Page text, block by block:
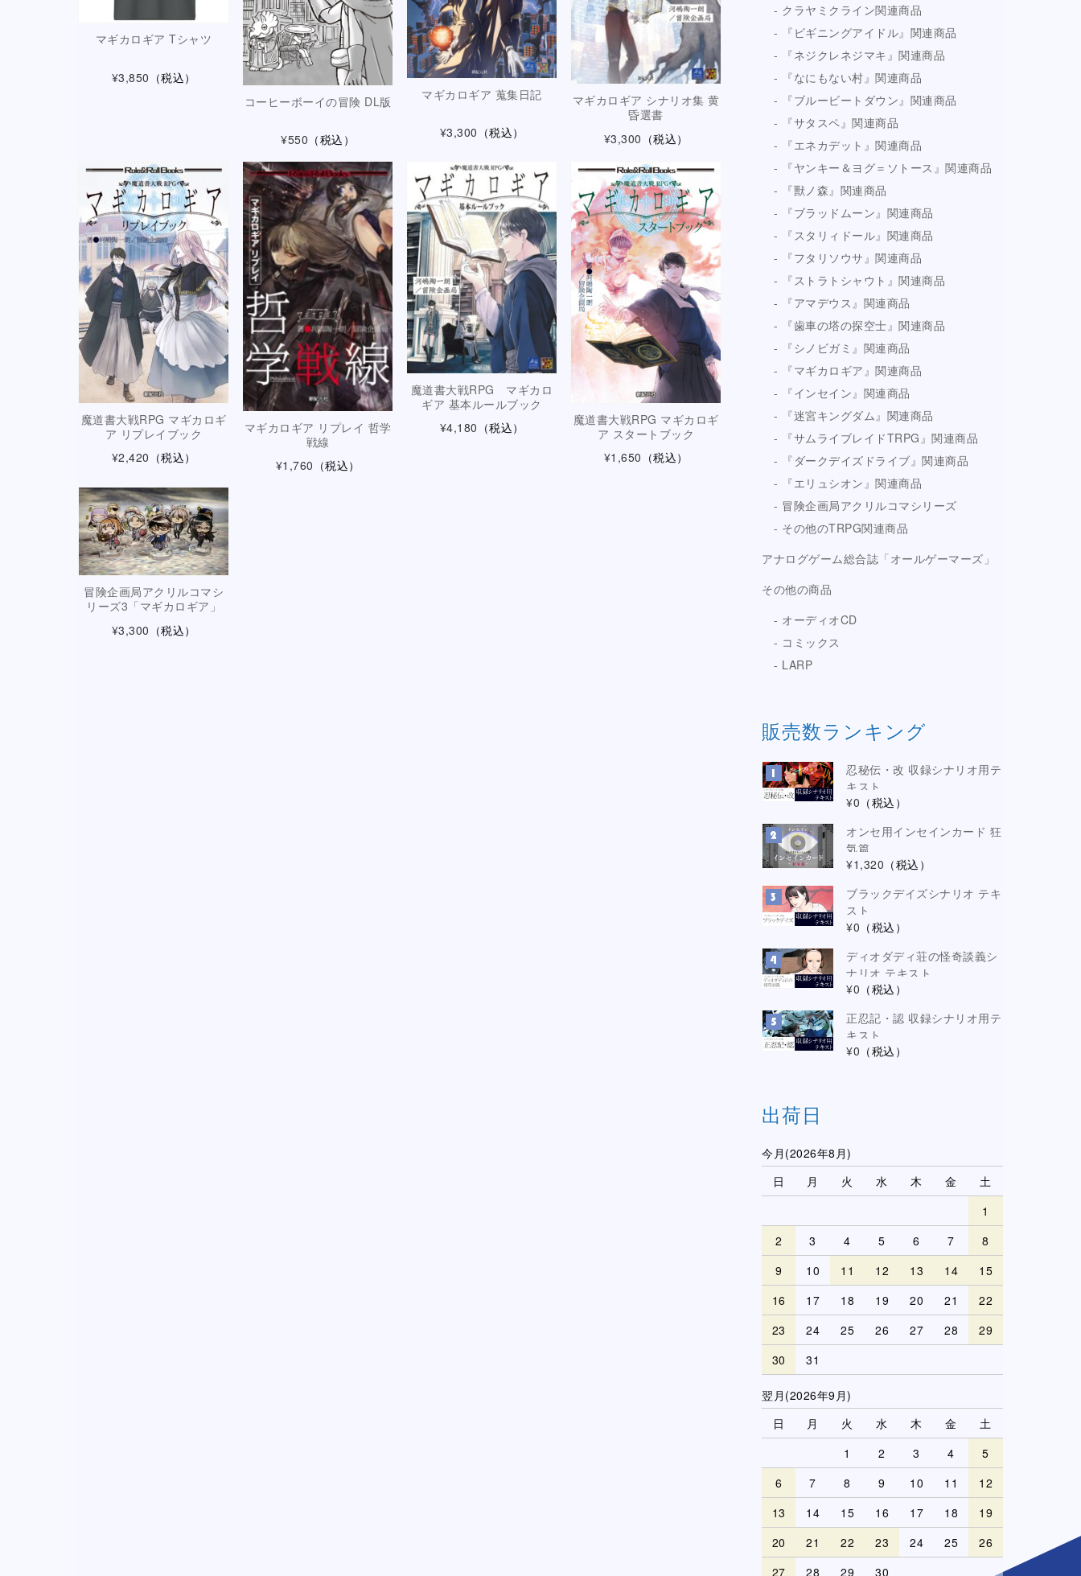
マギカロギア Tシャツ
¥3,850 （税込）
コーヒーボーイの冒険 DL版
¥550 （税込）
マギカロギア 蒐集日記
¥3,300 （税込）
マギカロギア シナリオ集 黄
昏選書
¥3,300 （税込）
魔道書大戦RPG マギカロギ
ア リプレイブック
¥2,420 （税込）
マギカロギア リプレイ 哲学
戦線
¥1,760 （税込）
魔道書大戦RPG マギカロ
ギア 基本ルールブック
¥4,180 （税込）
魔道書大戦RPG マギカロギ
ア スタートブック
¥1,650 （税込）
冒険企画局アクリルコマシ
リーズ3「マギカロギア」
¥3,300 （税込）
クラヤミクライン関連商品
『ビギニングアイドル』関連商品
『ネジクレネジマキ』関連商品
『なにもない村』関連商品
『ブルービートダウン』関連商品
『サタスペ』関連商品
『エネカデット』関連商品
『ヤンキー＆ヨグ＝ソトース』関連商品
『獸ノ森』関連商品
『ブラッドムーン』関連商品
『スタリィドール』関連商品
『フタリソウサ』関連商品
『ストラトシャウト』関連商品
『アマデウス』関連商品
『歯車の塔の探空士』関連商品
『シノビガミ』関連商品
『マギカロギア』関連商品
『インセイン』関連商品
『迷宮キングダム』関連商品
『サムライブレイドTRPG』関連商品
『ダークデイズドライブ』関連商品
『エリュシオン』関連商品
冒険企画局アクリルコマシリーズ
その他のTRPG関連商品
アナログゲーム総合誌「オールゲーマーズ」
その他の商品
オーディオCD
コミックス
LARP
販売数ランキング
忍秘伝・改 収録シナリオ用テ
キスト
¥0 （税込）
オンセ用インセインカード 狂
気篇
¥1,320 （税込）
ブラックデイズシナリオ テキ
スト
¥0 （税込）
ディオダディ荘の怪奇談義シ
ナリオ テキスト
¥0 （税込）
正忍記・認 収録シナリオ用テ
キスト
¥0 （税込）
出荷日
今月(2026年8月)
日
月 火 水 木 金
土
1
2
3 4 5 6 7
8
9
10 11 12 13 14
15
16
17 18 19 20 21
22
23
24 25 26 27 28
29
30
31
翌月(2026年9月)
日
月 火 水 木 金
土
1
2 3 4
5
6
7 8 9 10 11
12
13
14 15 16 17 18
19
20
21 22 23 24 25
26
27
28 29 30